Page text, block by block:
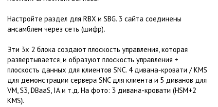
Настройте раздел для RBX и SBG. 3 сайта соединены
ансамблем через сеть (шифр).
Эти 3x 2 блока создают плоскость управления, которая
развертывается, и образуют плоскость управления +
плоскость данных для клиентов SNC. 4 дивана-кровати / KMS
для демонстрации сервера SNC для клиента и 5 диванов для
VM, S3, DBaaS, IA и т.д. На фото: 3 дивана-кровати (HSM+2
KMS).